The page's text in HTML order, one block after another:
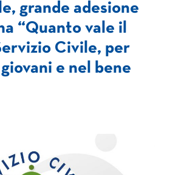
grande adesione
“Quanto vale il
Civile, per
e nel bene